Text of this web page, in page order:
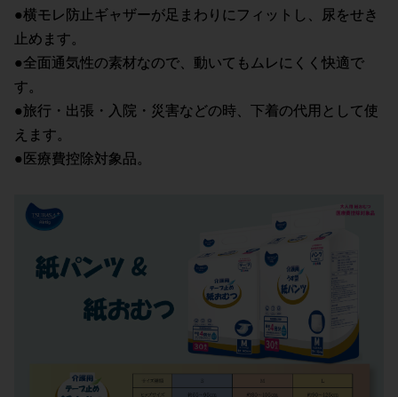
●横モレ防止ギャザーが足まわりにフィットし、尿をせき
止めます。
●全面通気性の素材なので、動いてもムレにくく快適で
す。
●旅行・出張・入院・災害などの時、下着の代用として使
えます。
●医療費控除対象品。